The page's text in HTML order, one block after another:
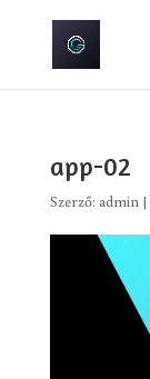
app-02
Szerző: admin|